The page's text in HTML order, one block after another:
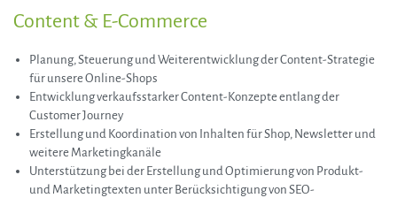
Content & E-Commerce
Planung, Steuerung und Weiterentwicklung der Content-Strategie
für unsere Online-Shops
Entwicklung verkaufsstarker Content-Konzepte entlang der
Customer Journey
Erstellung und Koordination von Inhalten für Shop, Newsletter und
weitere Marketingkanäle
Unterstützung bei der Erstellung und Optimierung von Produkt-
und Marketingtexten unter Berücksichtigung von SEO-